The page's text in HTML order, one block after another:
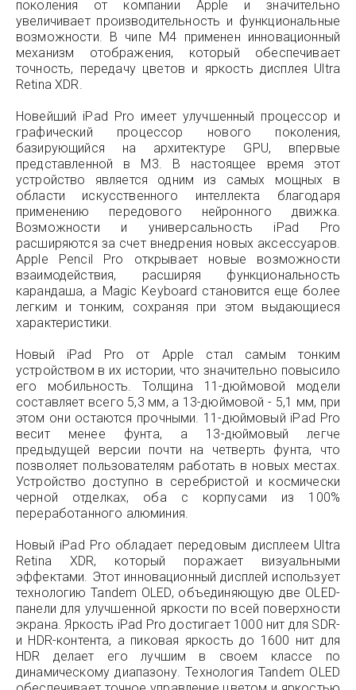
поколения от компании Apple и значительно
увеличивает производительность и функциональные
возможности. В чипе M4 применен инновационный
механизм отображения, который обеспечивает
точность, передачу цветов и яркость дисплея Ultra
Retina XDR.
Новейший iPad Pro имеет улучшенный процессор и
графический процессор нового поколения,
базирующийся на архитектуре GPU, впервые
представленной в M3. В настоящее время этот
устройство является одним из самых мощных в
области искусственного интеллекта благодаря
применению передового нейронного движка.
Возможности и универсальность iPad Pro
расширяются за счет внедрения новых аксессуаров.
Apple Pencil Pro открывает новые возможности
взаимодействия, расширяя функциональность
карандаша, а Magic Keyboard становится еще более
легким и тонким, сохраняя при этом выдающиеся
характеристики.
Новый iPad Pro от Apple стал самым тонким
устройством в их истории, что значительно повысило
его мобильность. Толщина 11-дюймовой модели
составляет всего 5,3 мм, а 13-дюймовой - 5,1 мм, при
этом они остаются прочными. 11-дюймовый iPad Pro
весит менее фунта, а 13-дюймовый легче
предыдущей версии почти на четверть фунта, что
позволяет пользователям работать в новых местах.
Устройство доступно в серебристой и космически
черной отделках, оба с корпусами из 100%
переработанного алюминия.
Новый iPad Pro обладает передовым дисплеем Ultra
Retina XDR, который поражает визуальными
эффектами. Этот инновационный дисплей использует
технологию Tandem OLED, объединяющую две OLED-
панели для улучшенной яркости по всей поверхности
экрана. Яркость iPad Pro достигает 1000 нит для SDR-
и HDR-контента, а пиковая яркость до 1600 нит для
HDR делает его лучшим в своем классе по
динамическому диапазону. Технология Tandem OLED